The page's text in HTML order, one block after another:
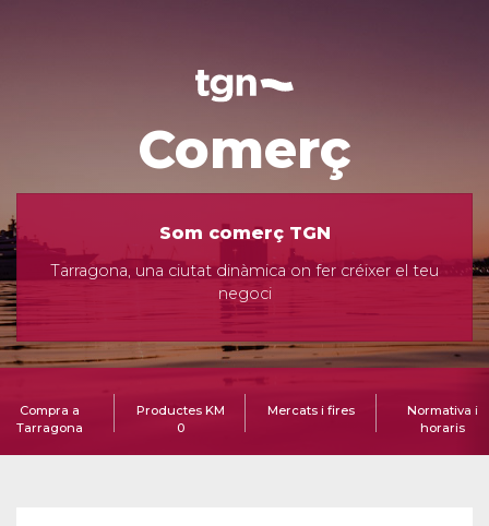
Comerç
Som comerç TGN
Tarragona, una ciutat dinàmica on fer créixer el teu
negoci
Compra a
Tarragona
Productes KM
0
Mercats i fires
Normativa i
horaris